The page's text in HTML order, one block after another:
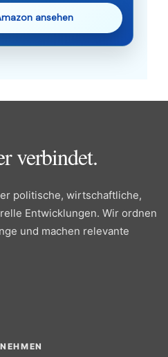
ansehen
verbindet.
politische, wirtschaftliche,
Entwicklungen. Wir ordnen
und machen relevante